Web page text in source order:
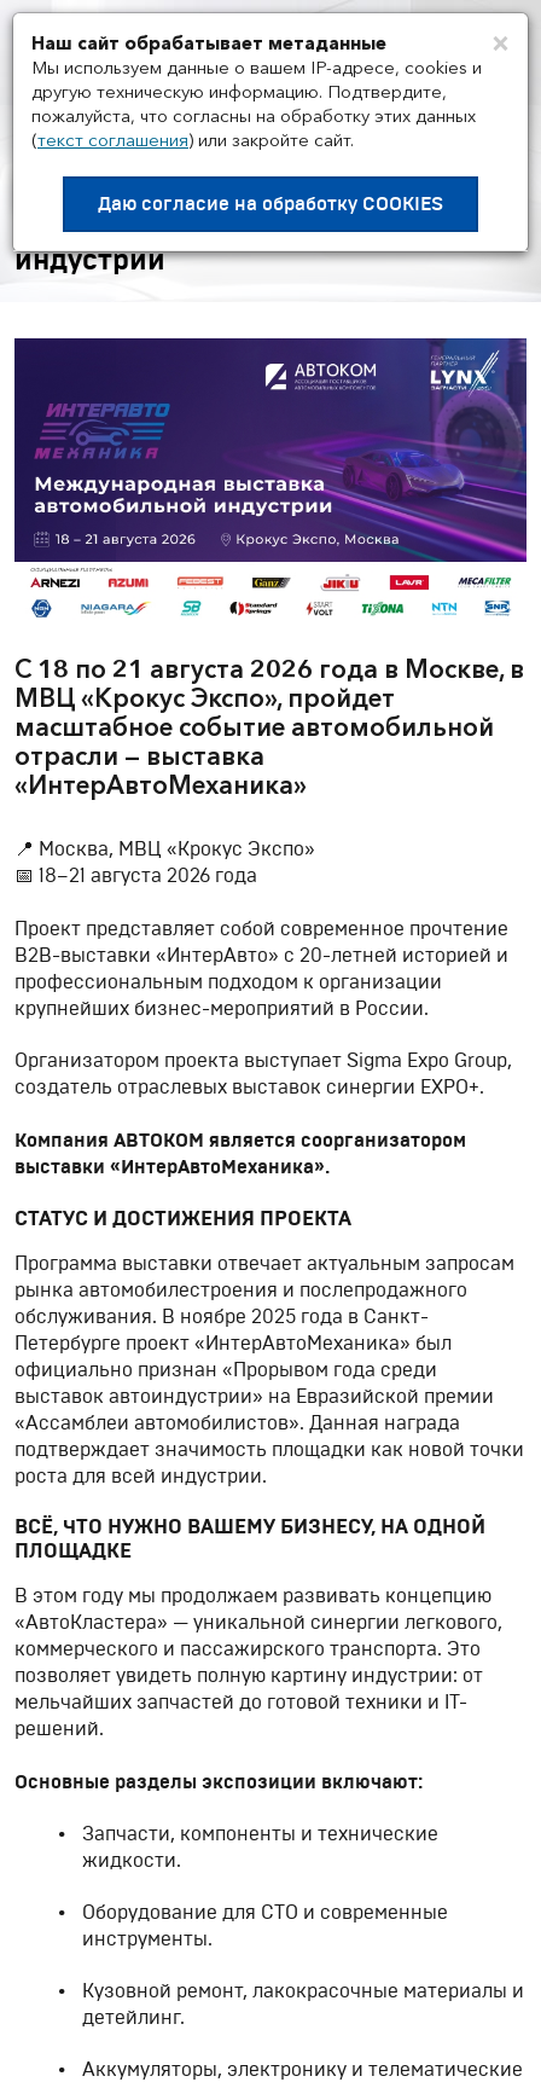
НОВОСТИ ГРУППЫ И РЫНКА
ИнтерАвтоМеханика 2026:
Главная выставка автомобильной
индустрии
С 18 по 21 августа 2026 года в Москве, в
МВЦ «Крокус Экспо», пройдет
масштабное событие автомобильной
отрасли — выставка
«ИнтерАвтоМеханика»
📍 Москва, МВЦ «Крокус Экспо»
📅 18–21 августа 2026 года
Проект представляет собой современное прочтение
B2B-выставки «ИнтерАвто» с 20-летней историей и
профессиональным подходом к организации
крупнейших бизнес-мероприятий в России.
Организатором проекта выступает Sigma Expo Group,
создатель отраслевых выставок синергии EXPO+.
Компания АВТОКОМ является соорганизатором
выставки «ИнтерАвтоМеханика».
СТАТУС И ДОСТИЖЕНИЯ ПРОЕКТА
Программа выставки отвечает актуальным запросам
рынка автомобилестроения и послепродажного
обслуживания. В ноябре 2025 года в Санкт-
Петербурге проект «ИнтерАвтоМеханика» был
официально признан «Прорывом года среди
выставок автоиндустрии» на Евразийской премии
«Ассамблеи автомобилистов». Данная награда
подтверждает значимость площадки как новой точки
роста для всей индустрии.
ВСЁ, ЧТО НУЖНО ВАШЕМУ БИЗНЕСУ, НА ОДНОЙ
ПЛОЩАДКЕ
В этом году мы продолжаем развивать концепцию
«АвтоКластера» — уникальной синергии легкового,
коммерческого и пассажирского транспорта. Это
позволяет увидеть полную картину индустрии: от
мельчайших запчастей до готовой техники и IT-
решений.
Основные разделы экспозиции включают:
Запчасти, компоненты и технические
жидкости.
Оборудование для СТО и современные
инструменты.
Кузовной ремонт, лакокрасочные материалы и
детейлинг.
Аккумуляторы, электронику и телематические
×
Наш сайт обрабатывает метаданные
Мы используем данные о вашем IP-адресе, cookies и
другую техническую информацию. Подтвердите,
пожалуйста, что согласны на обработку этих данных
(текст соглашения) или закройте сайт.
Даю согласие на обработку COOKIES